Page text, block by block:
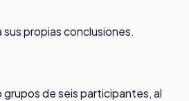
sus propias conclusiones.
grupos de seis participantes, al